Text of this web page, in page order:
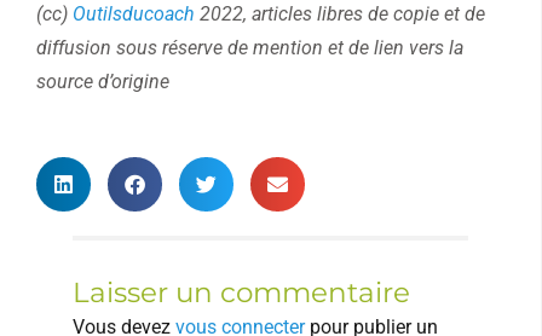
(cc) Outilsducoach 2022, articles libres de copie et de
diffusion sous réserve de mention et de lien vers la
source d’origine
Laisser un commentaire
Vous devez vous connecterpour publier un